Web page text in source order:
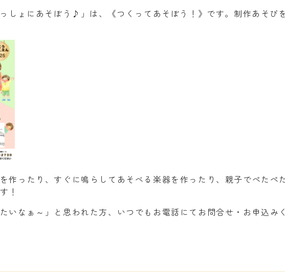
しょにあそぼう♪」は、《つくってあそぼう！》です。制作あそび
作ったり、すぐに鳴らしてあそべる楽器を作ったり、親子でぺたぺ
！
いなぁ～」と思われた方、いつでもお電話にてお問合せ・お申込み